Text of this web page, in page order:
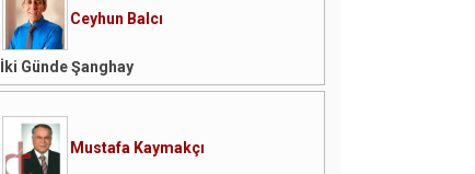
Ceyhun Balcı
İki Günde Şanghay
Mustafa Kaymakçı